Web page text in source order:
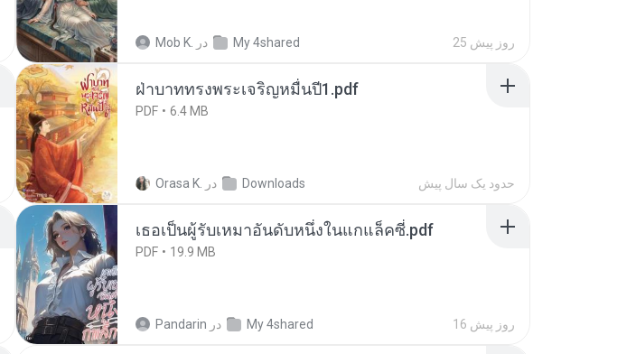
Mob K. در My 4shared 25 روز پیش
ฝ่าบาททรงพระเจริญหมื่นปี1.pdf
PDF 6.4 MB
Orasa K. در Downloads حدود یک سال پیش
เธอเป็นผู้รับเหมาอันดับหนึ่งในแกแล็คซี่.pdf
PDF 19.9 MB
Pandarin در My 4shared 16 روز پیش